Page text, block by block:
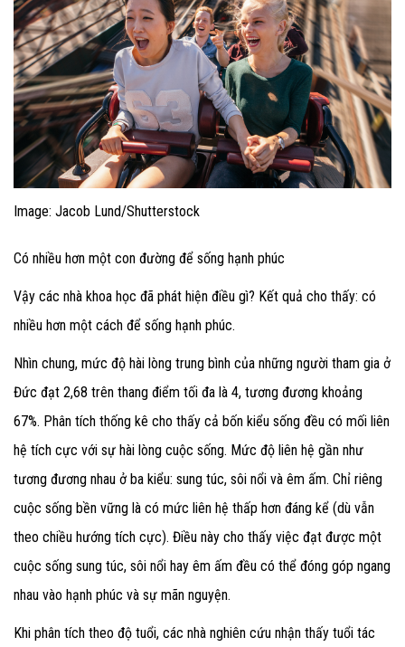
Image: Jacob Lund/Shutterstock
Có nhiều hơn một con đường để sống hạnh phúc
Vậy các nhà khoa học đã phát hiện điều gì? Kết quả cho thấy: có
nhiều hơn một cách để sống hạnh phúc.
Nhìn chung, mức độ hài lòng trung bình của những người tham gia ở
Đức đạt 2,68 trên thang điểm tối đa là 4, tương đương khoảng
67%. Phân tích thống kê cho thấy cả bốn kiểu sống đều có mối liên
hệ tích cực với sự hài lòng cuộc sống. Mức độ liên hệ gần như
tương đương nhau ở ba kiểu: sung túc, sôi nổi và êm ấm. Chỉ riêng
cuộc sống bền vững là có mức liên hệ thấp hơn đáng kể (dù vẫn
theo chiều hướng tích cực). Điều này cho thấy việc đạt được một
cuộc sống sung túc, sôi nổi hay êm ấm đều có thể đóng góp ngang
nhau vào hạnh phúc và sự mãn nguyện.
Khi phân tích theo độ tuổi, các nhà nghiên cứu nhận thấy tuổi tác